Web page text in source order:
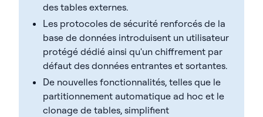
des tables externes.
Les protocoles de sécurité renforcés de la
base de données introduisent un utilisateur
protégé dédié ainsi qu'un chiffrement par
défaut des données entrantes et sortantes.
De nouvelles fonctionnalités, telles que le
partitionnement automatique ad hoc et le
clonage de tables, simplifient